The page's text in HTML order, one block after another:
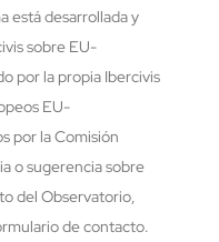
está desarrollada y
sobre EU-
por la propia Ibercivis
EU-
por la Comisión
o sugerencia sobre
del Observatorio,
de contacto.